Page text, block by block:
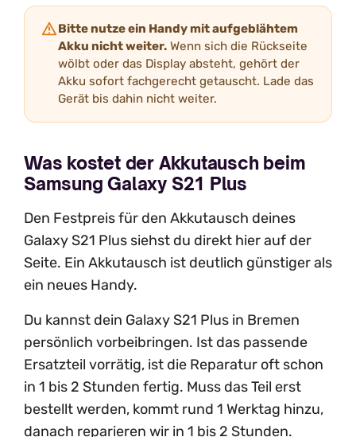
Bitte nutze ein Handy mit aufgeblähtem
Akku nicht weiter. Wenn sich die Rückseite
wölbt oder das Display absteht, gehört der
Akku sofort fachgerecht getauscht. Lade das
Gerät bis dahin nicht weiter.
Was kostet der Akkutausch beim
Samsung Galaxy S21 Plus
Den Festpreis für den Akkutausch deines
Galaxy S21 Plus siehst du direkt hier auf der
Seite. Ein Akkutausch ist deutlich günstiger als
ein neues Handy.
Du kannst dein Galaxy S21 Plus in Bremen
persönlich vorbeibringen. Ist das passende
Ersatzteil vorrätig, ist die Reparatur oft schon
in 1 bis 2 Stunden fertig. Muss das Teil erst
bestellt werden, kommt rund 1 Werktag hinzu,
danach reparieren wir in 1 bis 2 Stunden.